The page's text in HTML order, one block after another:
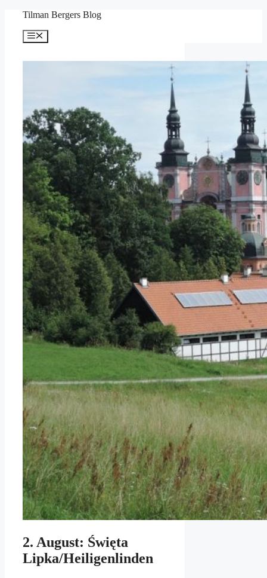
springen
Tilman Bergers Blog
Menü
2. August: Święta
Lipka/Heiligenlinden